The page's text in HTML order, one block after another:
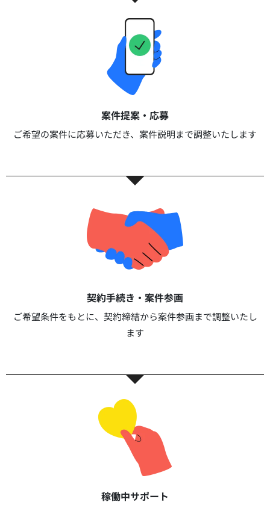
案件提案・応募​
ご希望の案件に応募いただき、案件説明まで調整いたします​​
契約手続き・案件参画​​
ご希望条件をもとに、契約締結から案件参画まで調整いたし
ます​​
稼働中サポート​